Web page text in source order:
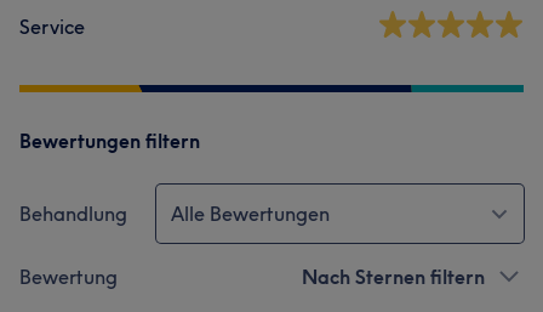
Service
Bewertungen filtern
Behandlung Alle Bewertungen
Bewertung Nach Sternen filtern